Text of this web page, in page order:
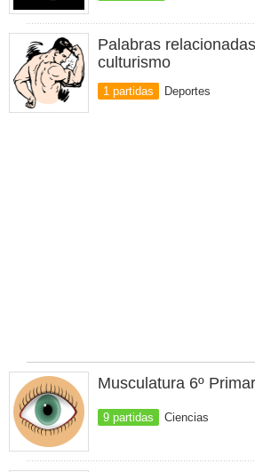
Palabras
culturismo
1 partidas Deportes
Musculatura 6º
9 partidas Ciencias